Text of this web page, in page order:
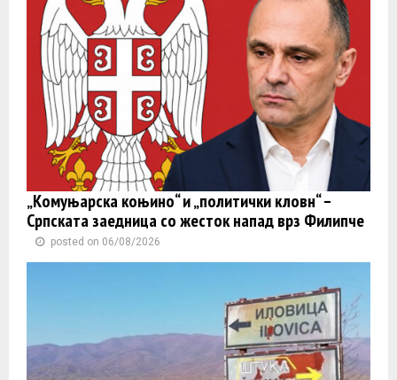
„Комуњарска коњино“ и „политички кловн“ –
Српската заедница со жесток напад врз Филипче
posted on 06/08/2026